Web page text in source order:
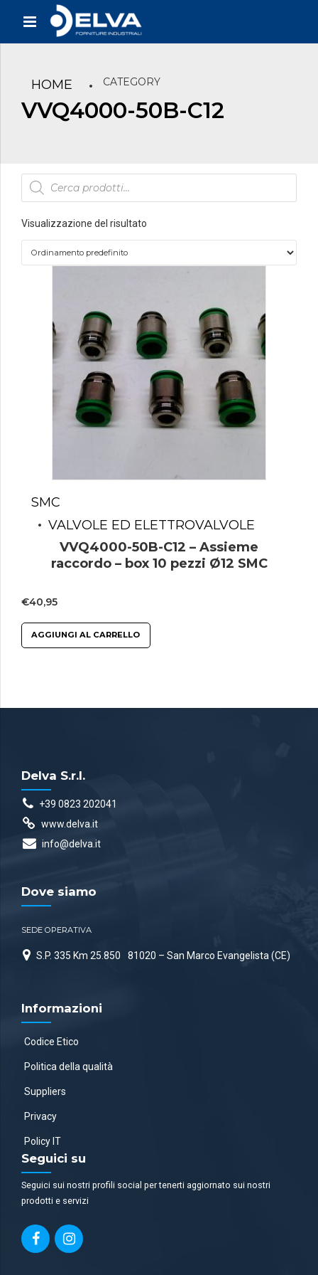
HOME CATEGORY
VVQ4000-50B-C12
Products
search
Visualizzazione del risultato
SMC
VALVOLE ED ELETTROVALVOLE
VVQ4000-50B-C12 – Assieme
raccordo – box 10 pezzi Ø12 SMC
€40,95
AGGIUNGI AL CARRELLO
Delva S.r.l.
+39 0823 202041
www.delva.it
info@delva.it
Dove siamo
SEDE OPERATIVA
S.P. 335 Km 25.850 81020 – San Marco Evangelista (CE)
Informazioni
Codice Etico
Politica della qualità
Suppliers
Privacy
Policy IT
Seguici su
Seguici sui nostri profili social per tenerti aggiornato sui nostri
prodotti e servizi